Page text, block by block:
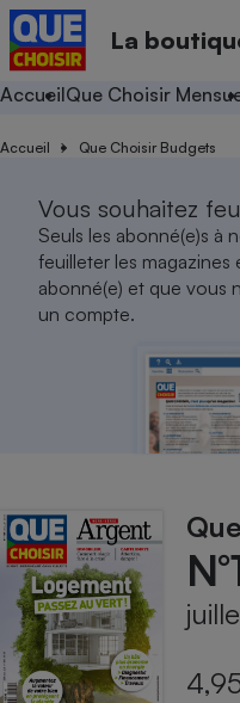
La
AccueilQue Choisir
Accueil Que Choisir Budgets
Vous souhaitez
Seuls les abonné(e)s à
feuilleter les magazines
abonné(e) et que vous
un compte.